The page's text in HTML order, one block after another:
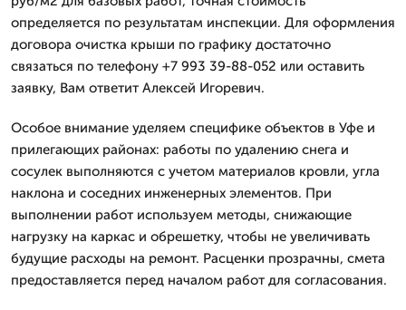
определяется по результатам инспекции. Для оформления
договора очистка крыши по графику достаточно
связаться по телефону +7 993 39-88-052 или оставить
заявку, Вам ответит Алексей Игоревич.
Особое внимание уделяем специфике объектов в Уфе и
прилегающих районах: работы по удалению снега и
сосулек выполняются с учетом материалов кровли, угла
наклона и соседних инженерных элементов. При
выполнении работ используем методы, снижающие
нагрузку на каркас и обрешетку, чтобы не увеличивать
будущие расходы на ремонт. Расценки прозрачны, смета
предоставляется перед началом работ для согласования.